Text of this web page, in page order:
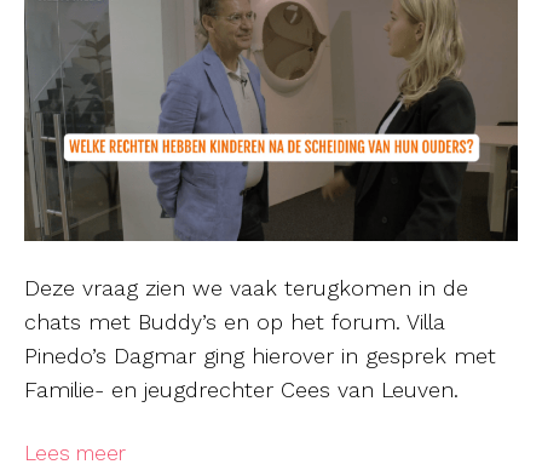
Deze vraag zien we vaak terugkomen in de
chats met Buddy’s en op het forum. Villa
Pinedo’s Dagmar ging hierover in gesprek met
Familie- en jeugdrechter Cees van Leuven.
Lees meer